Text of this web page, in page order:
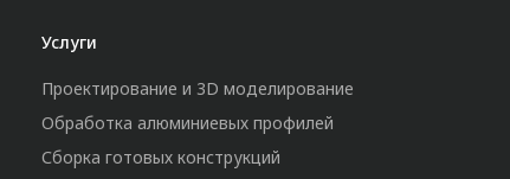
Услуги
Проектирование и 3D моделирование
Обработка алюминиевых профилей
Сборка готовых конструкций